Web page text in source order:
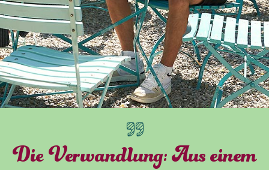
Die Verwandlung: Aus einem